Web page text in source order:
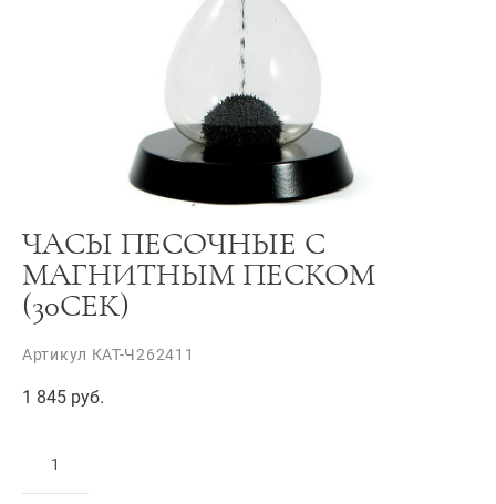
ЧАСЫ ПЕСОЧНЫЕ С
МАГНИТНЫМ ПЕСКОМ
(30СЕК)
Артикул КАТ-Ч262411
1 845 pуб.